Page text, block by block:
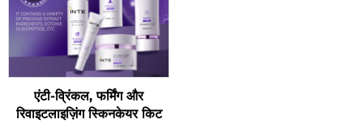
एंटी-व्रिंकल, फर्मिंग और
रिवाइटलाइज़िंग स्किनकेयर किट